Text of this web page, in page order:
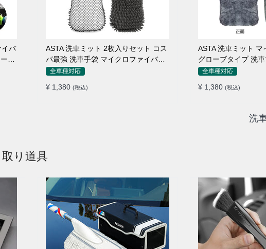
イバ
ASTA 洗車ミット 2枚入りセット コス
パ最強 洗車手袋 マイクロファイバー
製 洗車グッズ 車 バイク 自転車用 洗
全車種対応
¥ 1,380 (税込)
ASTA 洗車ミット
グローブタイプ 洗
止 高吸水 車 バイク
全車種対応
¥ 1,380 (税込)
洗
り道具